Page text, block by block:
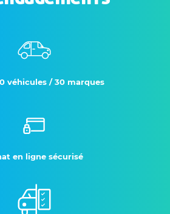
véhicules / 30 marques
en ligne sécurisé